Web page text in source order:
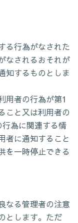
る行為がなされた
なされるおそれが
知するものとしま
用者の行為が第1
こと又は利用者の
為に関連する情
者に通知すること
を一時停止できる
なる管理者の注意
とします。ただ